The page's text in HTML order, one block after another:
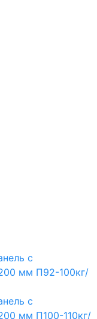
с
мм П92-100кг/
с
мм П100-110кг/